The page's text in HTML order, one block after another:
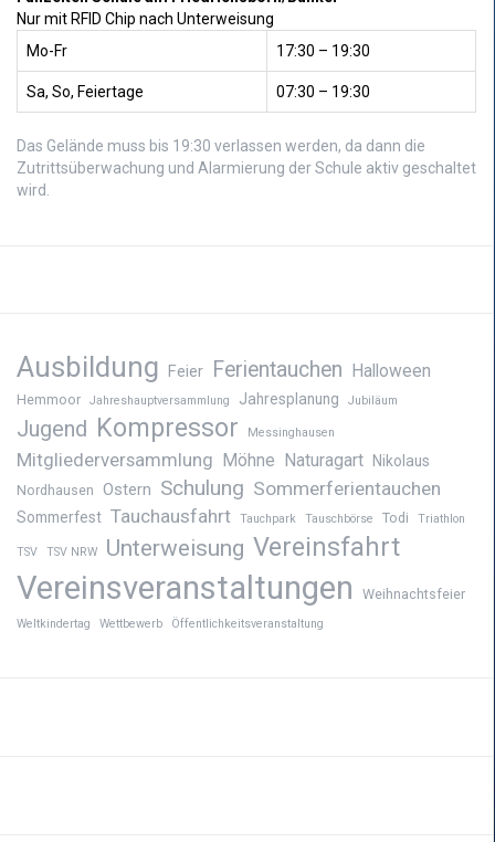
Nur mit RFID Chip nach Unterweisung
Mo-Fr
17:30 – 19:30
Sa, So, Feiertage 07:30 – 19:30
Das Gelände muss bis 19:30 verlassen werden, da dann die
Zutrittsüberwachung und Alarmierung der Schule aktiv geschaltet
wird.
Ausbildung Feier Ferientauchen Halloween
Hemmoor Jahreshauptversammlung Jahresplanung Jubiläum
Jugend Kompressor Messinghausen
Mitgliederversammlung Möhne Naturagart Nikolaus
Nordhausen Ostern Schulung Sommerferientauchen
Sommerfest Tauchausfahrt Tauchpark Tauschbörse Todi Triathlon
TSV TSV NRW Unterweisung Vereinsfahrt
Vereinsveranstaltungen Weihnachtsfeier
Weltkindertag Wettbewerb Öffentlichkeitsveranstaltung